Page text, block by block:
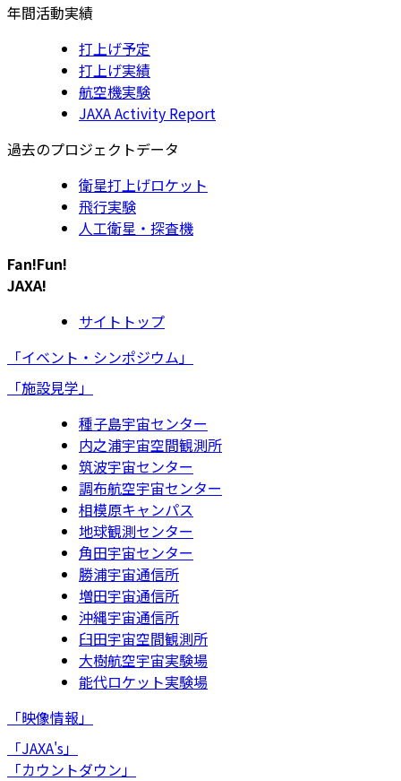
年間活動実績
打上げ予定
打上げ実績
航空機実験
JAXA Activity Report
過去のプロジェクトデータ
衛星打上げロケット
飛行実験
人工衛星・探査機
Fan!Fun!
JAXA!
サイトトップ
「イベント・シンポジウム」
「施設見学」
種子島宇宙センター
内之浦宇宙空間観測所
筑波宇宙センター
調布航空宇宙センター
相模原キャンパス
地球観測センター
角田宇宙センター
勝浦宇宙通信所
増田宇宙通信所
沖縄宇宙通信所
臼田宇宙空間観測所
大樹航空宇宙実験場
能代ロケット実験場
「映像情報」
「JAXA's」
「カウントダウン」